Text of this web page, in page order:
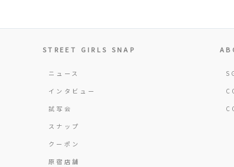
STREET GIRLS SNAP
ニュース
インタビュー
試写会
スナップ
クーポン
原宿店舗